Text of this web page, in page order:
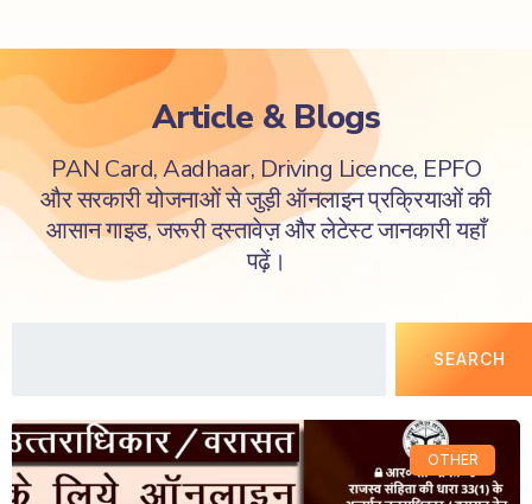
Article & Blogs
PAN Card, Aadhaar, Driving Licence, EPFO
और सरकारी योजनाओं से जुड़ी ऑनलाइन प्रक्रियाओं की
आसान गाइड, जरूरी दस्तावेज़ और लेटेस्ट जानकारी यहाँ
पढ़ें।
SEARCH
OTHER